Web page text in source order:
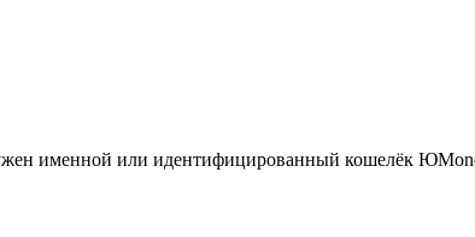
именной или идентифицированный кошелёк